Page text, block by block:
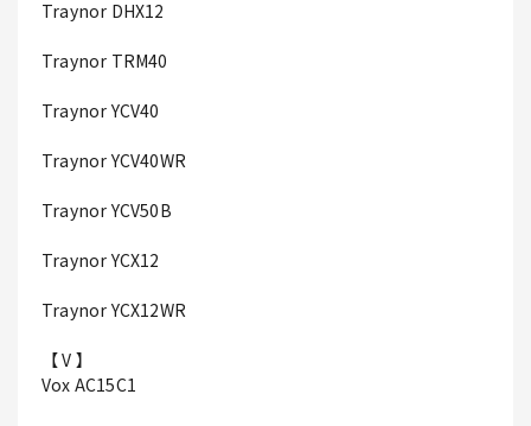
Traynor DHX12
Traynor TRM40
Traynor YCV40
Traynor YCV40WR
Traynor YCV50B
Traynor YCX12
Traynor YCX12WR
【 V 】
Vox AC15C1